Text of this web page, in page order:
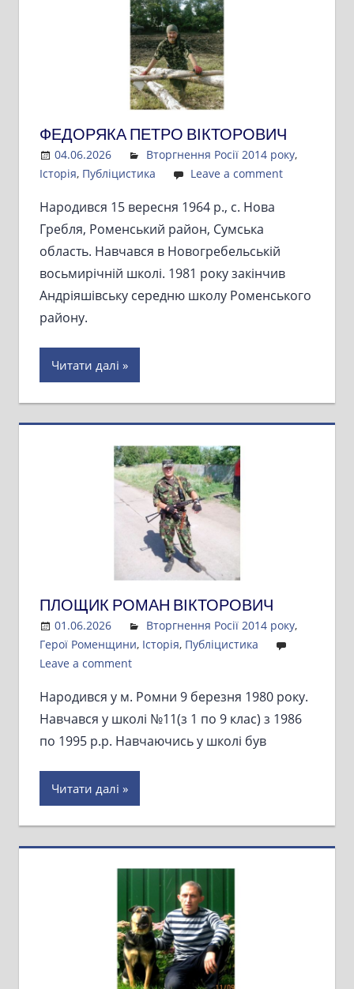
ФЕДОРЯКА ПЕТРО ВІКТОРОВИЧ
04.06.2026 Admin
Вторгнення Росії 2014 року,
Історія, Публіцистика Leave a comment
Народився 15 вересня 1964 р., с. Нова
Гребля, Роменський район, Сумська
область. Навчався в Новогребельській
восьмирічній школі. 1981 року закінчив
Андріяшівську середню школу Роменського
району.
Читати далі
ПЛОЩИК РОМАН ВІКТОРОВИЧ
01.06.2026 Admin
Вторгнення Росії 2014 року,
Герої Роменщини, Історія, Публіцистика
Leave a comment
Народився у м. Ромни 9 березня 1980 року.
Навчався у школі №11(з 1 по 9 клас) з 1986
по 1995 р.р. Навчаючись у школі був
Читати далі